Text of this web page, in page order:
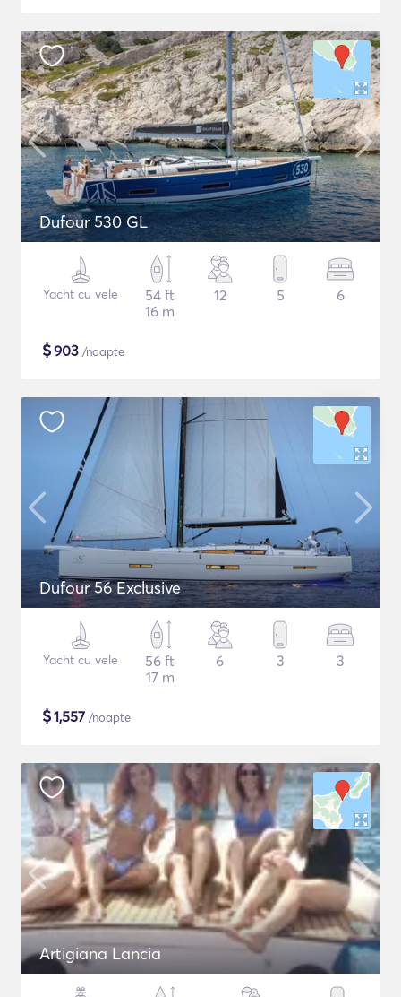
Dufour 530 GL
Yacht cu vele
54 ft
16 m
12 5 6
$903 /noapte
Dufour 56 Exclusive
Yacht cu vele
56 ft
17 m
6 3 3
$1,557 /noapte
Artigiana Lancia